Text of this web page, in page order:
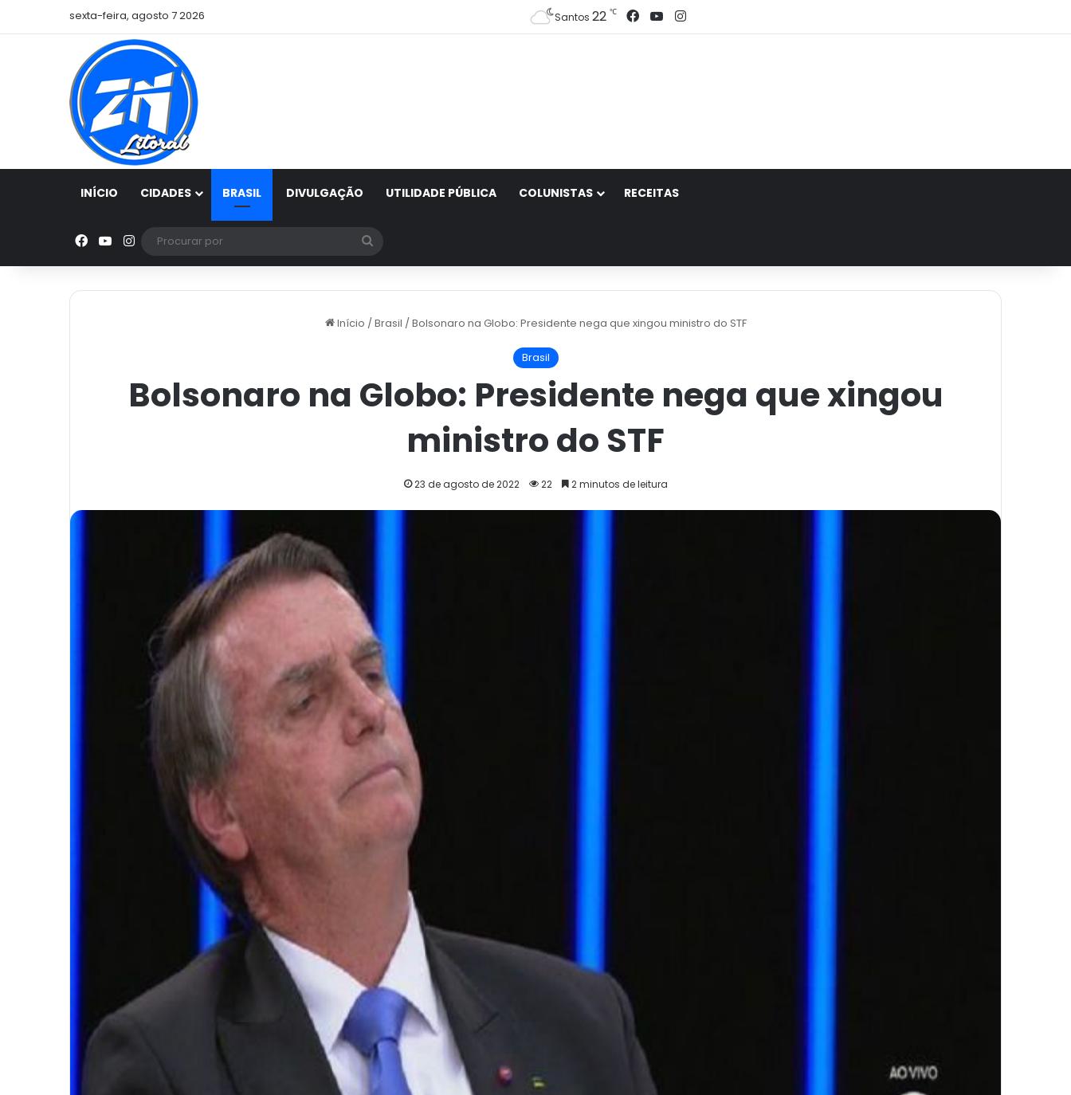
sexta-feira, agosto 7 2026 Santos 22 ℃ Facebook
YouTubeInstagram
INÍCIO CIDADES BRASIL DIVULGAÇÃO UTILIDADE PÚBLICA COLUNISTAS RECEITAS
Facebook
YouTube
Instagram
por
Início /Brasil /Bolsonaro na Globo: Presidente nega que xingou ministro do STF
Brasil
Bolsonaro na Globo: Presidente nega que xingou
ministro do STF
23 de agosto de 2022 22 2 minutos de leitura